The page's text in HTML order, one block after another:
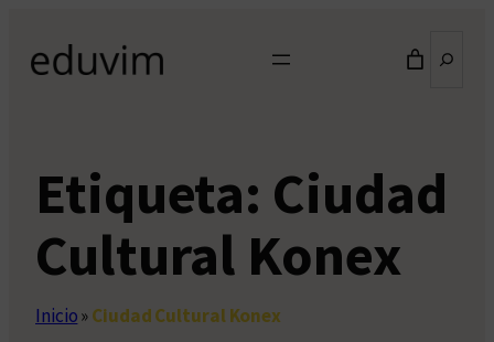
contenido
Etiqueta: Ciudad
Cultural Konex
Inicio»Ciudad Cultural Konex